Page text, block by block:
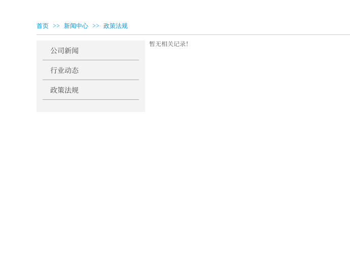
首页 >> 新闻中心 >> 政策法规
新闻中心-详情 暂无相关记录！
公司新闻
行业动态
政策法规